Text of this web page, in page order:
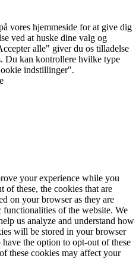
vores hjemmeside for at give dig
ved at huske dine valg og
alle" giver du os tilladelse
Du kan kontrollere hvilke type
indstillinger".
your experience while you
of these, the cookies that are
on your browser as they are
of the website. We
us analyze and understand how
will be stored in your browser
the option to opt-out of these
these cookies may affect your